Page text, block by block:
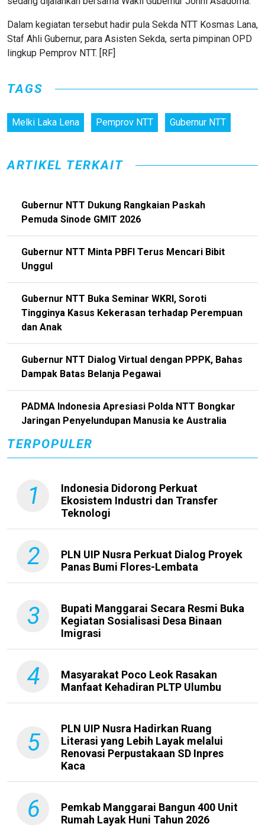
Dalam kegiatan tersebut hadir pula Sekda NTT Kosmas Lana,
Staf Ahli Gubernur, para Asisten Sekda, serta pimpinan OPD
lingkup Pemprov NTT. [RF]
TAGS
Melki Laka Lena Pemprov NTT Gubernur NTT
ARTIKEL TERKAIT
Gubernur NTT Dukung Rangkaian Paskah
Pemuda Sinode GMIT 2026
Gubernur NTT Minta PBFI Terus Mencari Bibit
Unggul
Gubernur NTT Buka Seminar WKRI, Soroti
Tingginya Kasus Kekerasan terhadap Perempuan
dan Anak
Gubernur NTT Dialog Virtual dengan PPPK, Bahas
Dampak Batas Belanja Pegawai
PADMA Indonesia Apresiasi Polda NTT Bongkar
Jaringan Penyelundupan Manusia ke Australia
TERPOPULER
1
Indonesia Didorong Perkuat
Ekosistem Industri dan Transfer
Teknologi
2
PLN UIP Nusra Perkuat Dialog Proyek
Panas Bumi Flores-Lembata
3
Bupati Manggarai Secara Resmi Buka
Kegiatan Sosialisasi Desa Binaan
Imigrasi
4
Masyarakat Poco Leok Rasakan
Manfaat Kehadiran PLTP Ulumbu
5
PLN UIP Nusra Hadirkan Ruang
Literasi yang Lebih Layak melalui
Renovasi Perpustakaan SD Inpres
Kaca
6
Pemkab Manggarai Bangun 400 Unit
Rumah Layak Huni Tahun 2026